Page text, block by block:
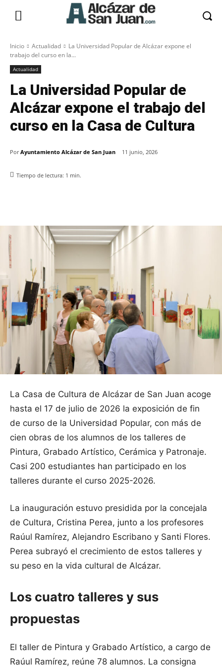
Inicio Actualidad
La Universidad Popular de Alcázar expone el
trabajo del curso en la...
Actualidad
La Universidad Popular de
Alcázar expone el trabajo del
curso en la Casa de Cultura
Por Ayuntamiento Alcázar de San Juan 11 junio, 2026
Tiempo de lectura: 1 min.
La Casa de Cultura de Alcázar de San Juan acoge
hasta el 17 de julio de 2026 la exposición de fin
de curso de la Universidad Popular, con más de
cien obras de los alumnos de los talleres de
Pintura, Grabado Artístico, Cerámica y Patronaje.
Casi 200 estudiantes han participado en los
talleres durante el curso 2025-2026.
La inauguración estuvo presidida por la concejala
de Cultura, Cristina Perea, junto a los profesores
Raúul Ramírez, Alejandro Escribano y Santi Flores.
Perea subrayó el crecimiento de estos talleres y
su peso en la vida cultural de Alcázar.
Los cuatro talleres y sus
propuestas
El taller de Pintura y Grabado Artístico, a cargo de
Raúul Ramírez, reúne 78 alumnos. La consigna